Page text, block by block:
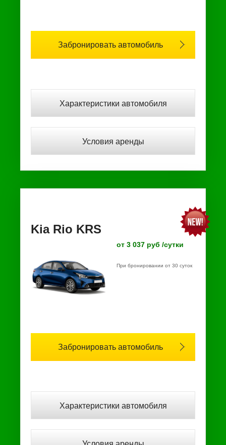
Забронировать автомобиль
Характеристики автомобиля
Условия аренды
Kia Rio KRS
от 3 037 руб /сутки
При бронировании от 30 суток
Забронировать автомобиль
Характеристики автомобиля